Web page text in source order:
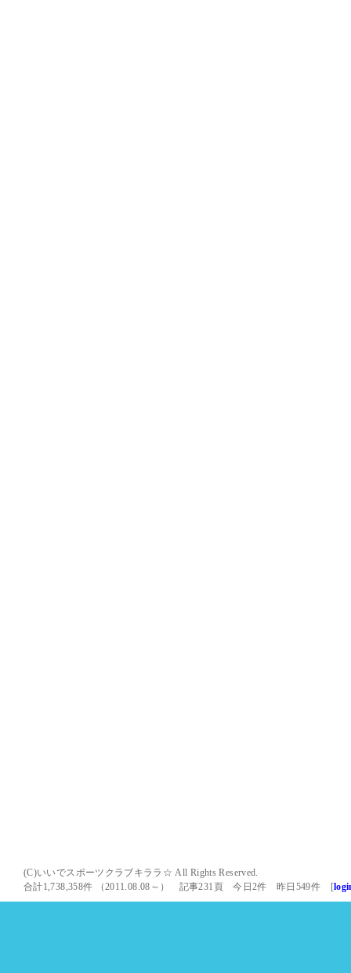
(C)いいでスポーツクラブキララ☆ All Rights Reserved.
合計1,738,358件 （2011.08.08～） 記事231頁 今日2件 昨日549件 [